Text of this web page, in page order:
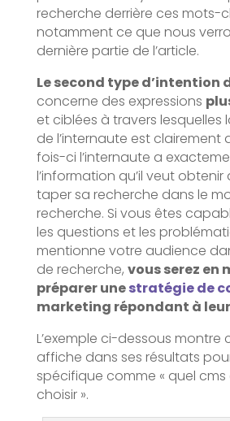
recherche derrière ces mots-
notamment ce que nous
dernière partie de l’article.
Le second type d’intention
concerne des expressions
et ciblées à travers lesquelles
de l’internaute est clairement
fois-ci l’internaute a
l’information qu’il veut
taper sa recherche dans le
recherche. Si vous êtes
les questions et les
mentionne votre audience
de recherche, vous serez en
préparer unestratégie de
marketing répondant à
L’exemple ci-dessous montre
affiche dans ses résultats
spécifique comme « quel
choisir ».